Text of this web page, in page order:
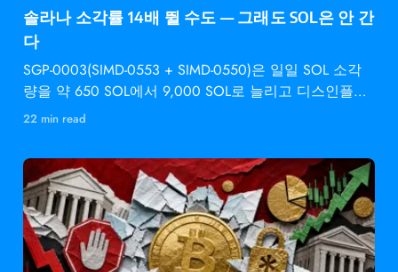
솔라나 소각률 14배 뛸 수도 — 그래도 SOL은 안 간
다
SGP-0003(SIMD-0553 + SIMD-0550)은 일일 SOL 소각
량을 약 650 SOL에서 9,000 SOL로 늘리고 디스인플레
이션 속도를 2배로 높입니다 —
22 min read